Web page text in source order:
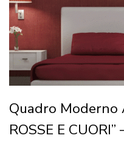
Quadro Moderno
ROSSE E